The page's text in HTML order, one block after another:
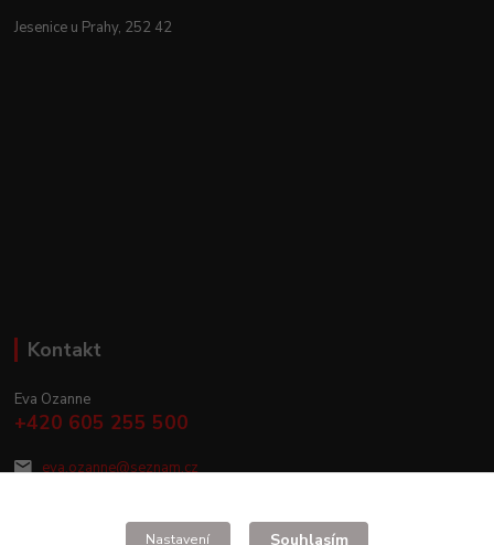
Jesenice u Prahy, 252 42
Kontakt
Eva Ozanne
+420 605 255 500
eva.ozanne@seznam.cz
Nastavení Souhlasím